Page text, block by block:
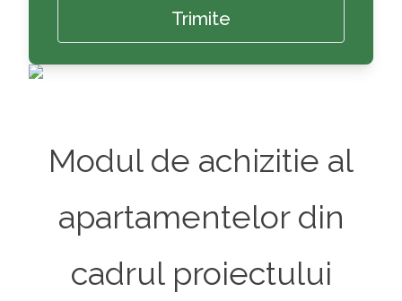
Modul de achizitie al
apartamentelor din
cadrul proiectului